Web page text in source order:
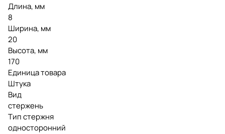
Длина, мм
8
Ширина, мм
20
Высота, мм
170
Единица товара
Штука
Вид
стержень
Тип стержня
односторонний